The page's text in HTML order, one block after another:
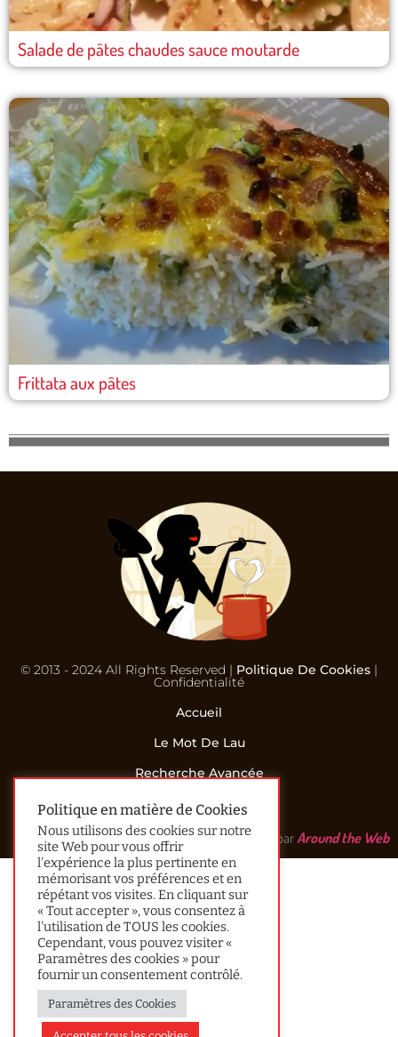
Salade de pâtes chaudes sauce moutarde
Frittata aux pâtes
© 2013 - 2024 All Rights Reserved | Politique De Cookies |
Confidentialité
Accueil
Le Mot De Lau
Recherche Avancée
Contact
Réalisé parAround the Web
Politique en matière de Cookies
Nous utilisons des cookies sur notre
site Web pour vous offrir
l'expérience la plus pertinente en
mémorisant vos préférences et en
répétant vos visites. En cliquant sur
« Tout accepter », vous consentez à
l'utilisation de TOUS les cookies.
Cependant, vous pouvez visiter «
Paramètres des cookies » pour
fournir un consentement contrôlé.
Paramètres des Cookies